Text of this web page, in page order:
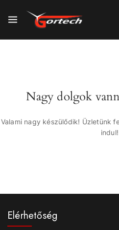
Nagy dolgok
Valami nagy készülődik! Üzletünk
indul!
Elérhetőség